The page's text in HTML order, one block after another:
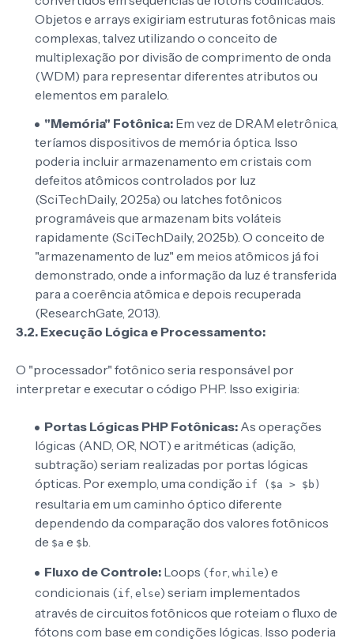
Objetos e arrays exigiriam estruturas fotônicas mais
complexas, talvez utilizando o conceito de
multiplexação por divisão de comprimento de onda
(WDM) para representar diferentes atributos ou
elementos em paralelo.
"Memória" Fotônica: Em vez de DRAM eletrônica,
teríamos dispositivos de memória óptica. Isso
poderia incluir armazenamento em cristais com
defeitos atômicos controlados por luz
(SciTechDaily, 2025a) ou latches fotônicos
programáveis que armazenam bits voláteis
rapidamente (SciTechDaily, 2025b). O conceito de
"armazenamento de luz" em meios atômicos já foi
demonstrado, onde a informação da luz é transferida
para a coerência atômica e depois recuperada
(ResearchGate, 2013).
3.2. Execução Lógica e Processamento:
O "processador" fotônico seria responsável por
interpretar e executar o código PHP. Isso exigiria:
Portas Lógicas PHP Fotônicas: As operações
lógicas (AND, OR, NOT) e aritméticas (adição,
subtração) seriam realizadas por portas lógicas
ópticas. Por exemplo, uma condição if ($a > $b)
resultaria em um caminho óptico diferente
dependendo da comparação dos valores fotônicos
de $a e $b.
Fluxo de Controle: Loops (for, while) e
condicionais (if, else) seriam implementados
através de circuitos fotônicos que roteiam o fluxo de
fótons com base em condições lógicas. Isso poderia